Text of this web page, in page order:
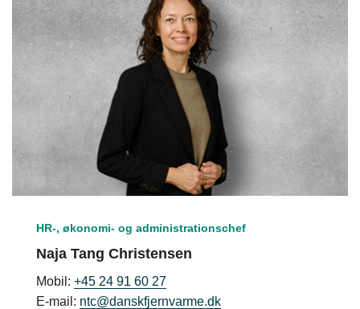
HR-, økonomi- og administrationschef
Naja Tang Christensen
Mobil: +45 24 91 60 27
E-mail: ntc@danskfjernvarme.dk